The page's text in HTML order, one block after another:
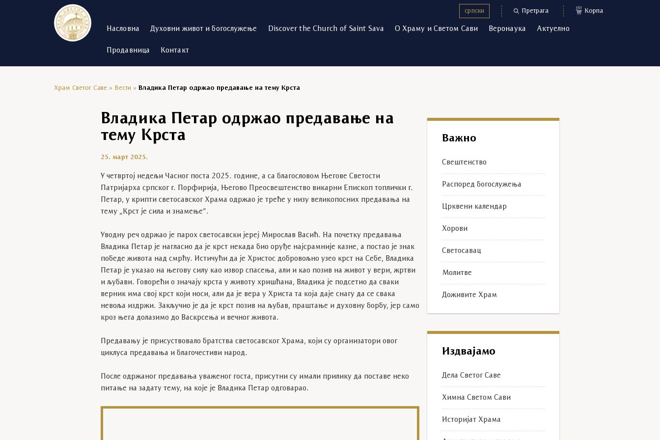
српски Претрага (0) Корпа
Насловна Духовни живот и богослужење Discover the Church of Saint Sava О Храму и Светом Сави Веронаука Актуелно
Продавница Контакт
Храм Светог Саве » Вести » Владика Петар одржао предавање на тему Крста
Владика Петар одржао предавање на
тему Крста
25. март 2025.
У четвртој недељи Часног поста 2025. године, а са благословом Његове Светости
Патријарха српског г. Порфирија, Његово Преосвештенство викарни Епископ топлички г.
Петар, у крипти светосавског Храма одржао је треће у низу великопосних предавања на
тему „Крст је сила и знамење”.
Уводну реч одржао је парох светосавски јереј Мирослав Васић. На почетку предавања
Владика Петар је нагласио да је крст некада био оруђе најсрамније казне, а постао је знак
победе живота над смрћу. Истичући да је Христос добровољно узео крст на Себе, Владика
Петар је указао на његову силу као извор спасења, али и као позив на живот у вери, жртви
и љубави. Говорећи о значају крста у животу хришћана, Владика је подсетио да сваки
верник има свој крст који носи, али да је вера у Христа та која даје снагу да се свака
невоља издржи. Закључио је да је крст позив на љубав, праштање и духовну борбу, јер само
кроз њега долазимо до Васкрсења и вечног живота.
Предавању је присуствовало братства светосавског Храма, који су организатори овог
циклуса предавања и благочестиви народ.
После одржаног предавања уваженог госта, присутни су имали прилику да поставе неко
питање на задату тему, на које је Владика Петар одговарао.
Важно
Свештенство
Распоред богослужења
Црквени календар
Хорови
Светосавац
Молитве
Доживите Храм
Издвајамо
Дела Светог Саве
Химна Светом Сави
Историјат Храма